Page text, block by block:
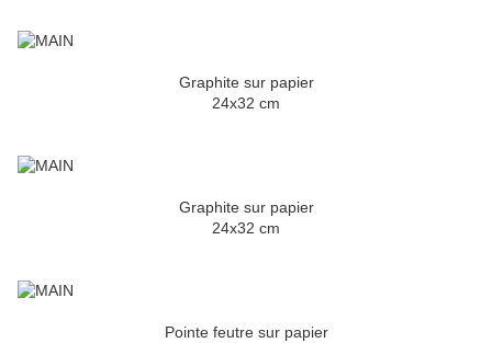
Graphite sur papier
24x32 cm
Graphite sur papier
24x32 cm
Pointe feutre sur papier